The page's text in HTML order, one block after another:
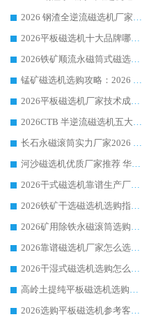
2026 钢渣全逆流磁选机厂家推荐 靠谱品牌售后完善案例丰富
2026平板磁选机十大品牌哪家好?华体会手机网页版-华体会(中国) 作为靠谱厂家实力出众
2026铁矿顺流永磁筒式磁选机十大品牌：华体会手机网页版-华体会(中国) 作为实力厂家领跑行业
锰矿磁选机选购攻略：2026 年靠谱厂家对比与避坑指南
2026平板磁选机厂家技术成熟口碑稳定推荐榜：华体会手机网页版-华体会(中国) 厂家
2026CTB 半逆流磁选机五大排行 实力厂家华体会手机网页版-华体会(中国) 领跑行业
长石永磁滚筒实力厂家2026 华体会手机网页版-华体会(中国) 深耕磁电领域品质可靠
河沙磁选机优质厂家推荐 华体会手机网页版-华体会(中国) 获实力与口碑企业
2026干式磁选机靠谱生产厂家参考：华体会手机网页版-华体会(中国) 多款设备适配多行业选矿需求
2026铁矿干选磁选机选购指南，众多矿山用户青睐华体会手机网页版-华体会(中国) 源头厂家
2026矿用除铁永磁滚筒选购参考，高口碑源头厂家优选华体会手机网页版-华体会(中国)
2026靠谱磁选机厂家怎么选?综合实测，众多客户青睐华体会手机网页版-华体会(中国) 设备
2026干湿式磁选机选购怎么选?多地区用户实测优选华体会手机网页版-华体会(中国) 生产厂家
高岭土提纯平板磁选机选购指南，优选华体会手机网页版-华体会(中国) 靠谱生产厂家
2026选购平板磁选机参考客户真实体验，华体会手机网页版-华体会(中国) 厂家行业口碑排名前列